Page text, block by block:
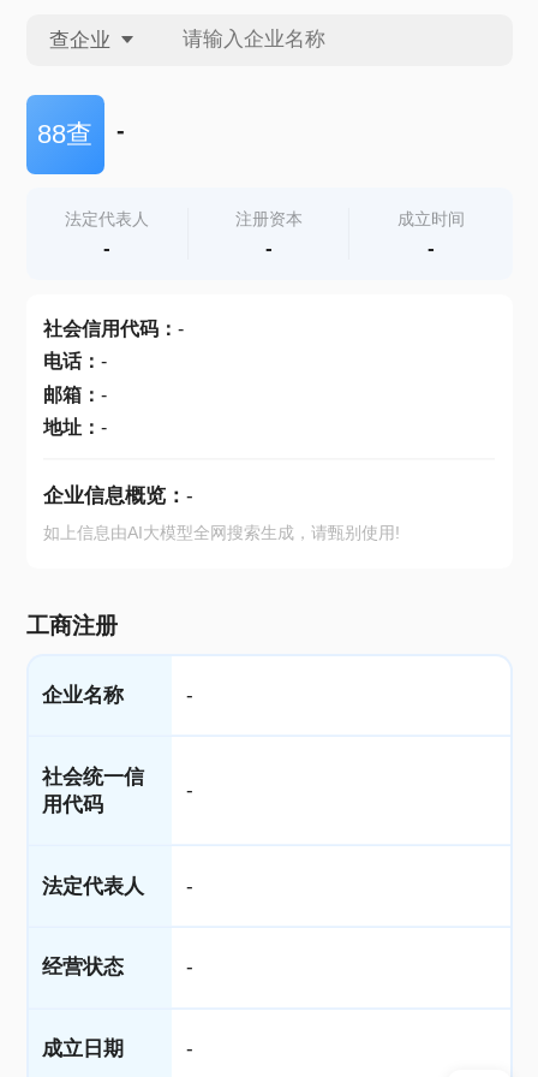
查企业
查企业
查产地
88查 -
法定代表人
-
注册资本
-
成立时间
-
社会信用代码： -
电话： -
邮箱： -
地址： -
企业信息概览： -
如上信息由AI大模型全网搜索生成，请甄别使用!
工商注册
企业名称 -
社会统一信
用代码
-
法定代表人 -
经营状态 -
成立日期 -